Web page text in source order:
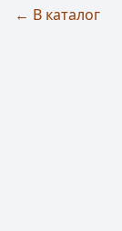
← В каталог